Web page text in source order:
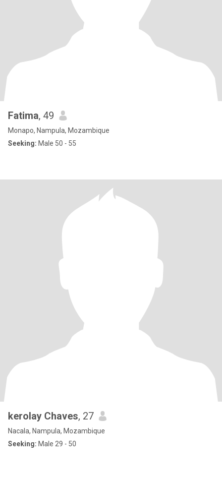
Fatima, 49
Monapo, Nampula, Mozambique
Seeking: Male 50 - 55
kerolay Chaves, 27
Nacala, Nampula, Mozambique
Seeking: Male 29 - 50